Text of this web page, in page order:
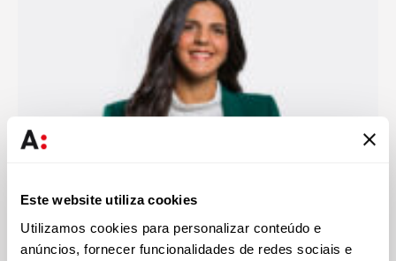
Este website utiliza cookies
Utilizamos cookies para personalizar conteúdo e
anúncios, fornecer funcionalidades de redes sociais e